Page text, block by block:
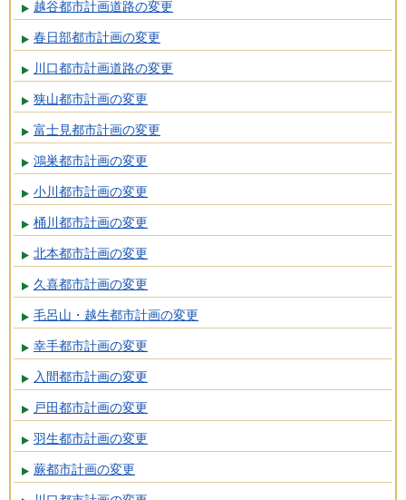
越谷都市計画道路の変更
春日部都市計画の変更
川口都市計画道路の変更
狭山都市計画の変更
富士見都市計画の変更
鴻巣都市計画の変更
小川都市計画の変更
桶川都市計画の変更
北本都市計画の変更
久喜都市計画の変更
毛呂山・越生都市計画の変更
幸手都市計画の変更
入間都市計画の変更
戸田都市計画の変更
羽生都市計画の変更
蕨都市計画の変更